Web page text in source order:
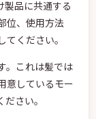
製品に共通する
位、使用方法
ください。
。これは髪では
意しているモー
さい。